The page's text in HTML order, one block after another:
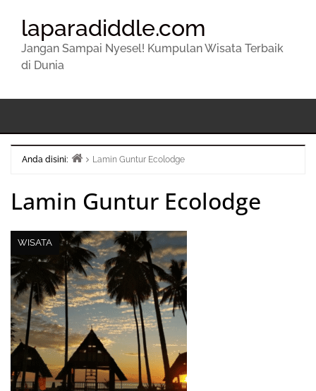
laparadiddle.com
Jangan Sampai Nyesel! Kumpulan Wisata Terbaik
di Dunia
Anda disini:
Lamin Guntur Ecolodge
Lamin Guntur Ecolodge
WISATA